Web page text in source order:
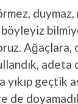
adeta
yıkıp geçtik
de